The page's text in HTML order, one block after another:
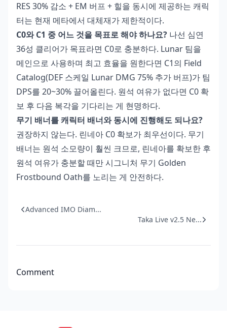
RES 30% 감소 + EM 버프 + 힐을 동시에 제공하는 캐릭
터는 현재 메타에서 대체재가 제한적이다.
C0와 C1 중 어느 것을 목표로 해야 하나요? 나선 심연
36성 클리어가 목표라면 C0로 충분하다. Lunar 팀을
메인으로 사용하며 최고 효율을 원한다면 C1의 Field
Catalog(DEF 스케일 Lunar DMG 75% 추가 버프)가 팀
DPS를 20~30% 끌어올린다. 원석 여유가 없다면 C0 확
보 후 다음 복각을 기다리는 게 현명하다.
무기 배너를 캐릭터 배너와 동시에 진행해도 되나요?
권장하지 않는다. 린네아 C0 확보가 최우선이다. 무기
배너는 원석 소모량이 훨씬 크므로, 린네아를 확보한 후
원석 여유가 충분할 때만 시그니처 무기 Golden
Frostbound Oath를 노리는 게 안전하다.
Advanced IMO Diam...
Taka Live v2.5 Ne...
Comment